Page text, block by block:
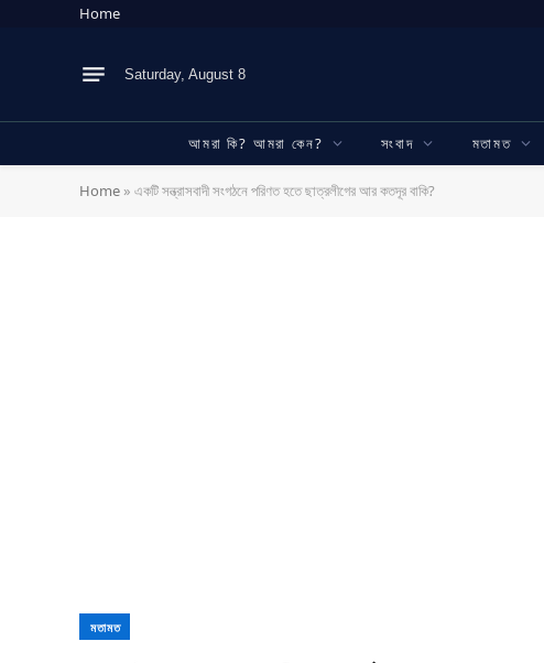
Home
Saturday, August 8
আমরা কি? আমরা কেন? সংবাদ মতামত
Home » একটি সন্ত্রাসবাদী সংগঠনে পরিণত হতে ছাত্রলীগের আর কতদূর বাকি?
মতামত